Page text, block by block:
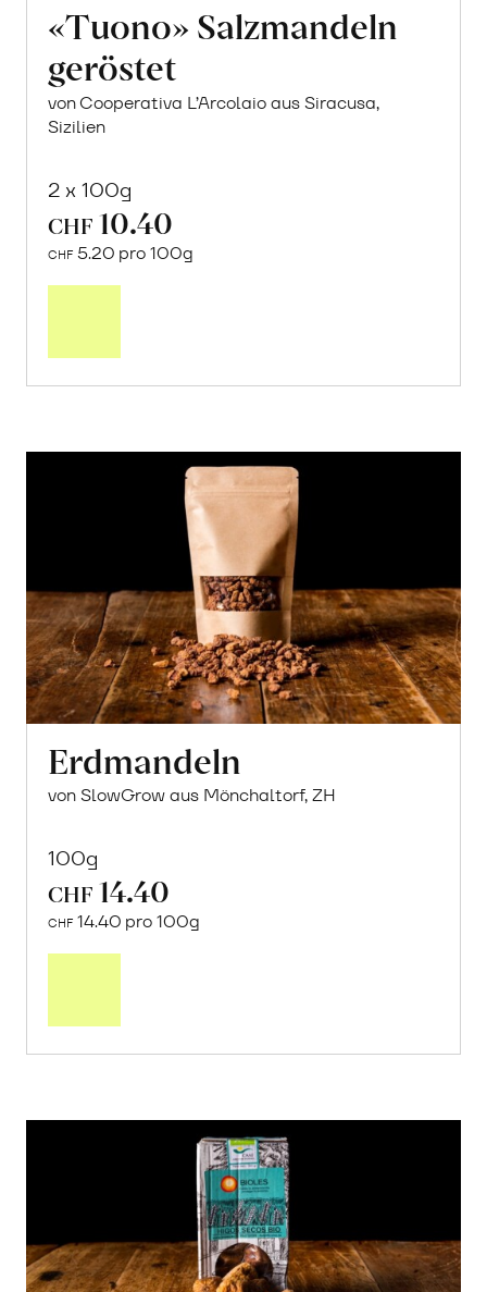
«Tuono» Salzmandeln
geröstet
von Cooperativa L’Arcolaio aus Siracusa,
Sizilien
2 x 100g
CHF 10.40
CHF 5.20 pro 100g
Erdmandeln
von SlowGrow aus Mönchaltorf, ZH
100g
CHF 14.40
CHF 14.40 pro 100g